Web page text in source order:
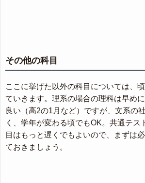
その他の科目
ここに挙げた以外の科目については、
ていきます。理系の場合の理科は早め
良い（高2の1月など）ですが、文系の
く、学年が変わる頃でもOK。共通テス
目はもっと遅くでもよいので、まずは
ておきましょう。